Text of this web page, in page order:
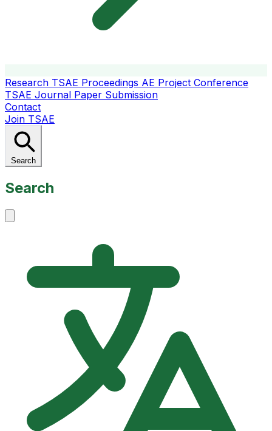
Research TSAE Proceedings AE Project Conference
TSAE Journal Paper Submission
Contact
Join TSAE
Search
Search